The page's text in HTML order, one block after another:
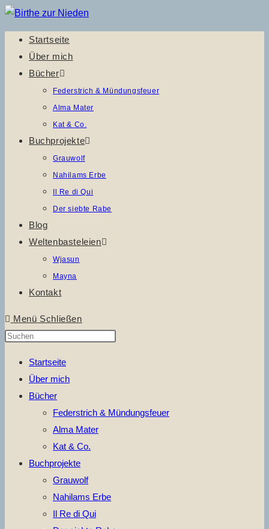
Zum
Inhalt
springen
Startseite
Über mich
Bücher
Federstrich & Mündungsfeuer
Alma Mater
Kat & Co.
Buchprojekte
Grauwolf
Nahilams Erbe
Il Re di Qui
Der siebte Rabe
Blog
Weltenbasteleien
Wjasun
Mayna
Kontakt
Menü Schließen
search
Startseite
Über mich
Bücher
Federstrich & Mündungsfeuer
Alma Mater
Kat & Co.
Buchprojekte
Grauwolf
Nahilams Erbe
Il Re di Qui